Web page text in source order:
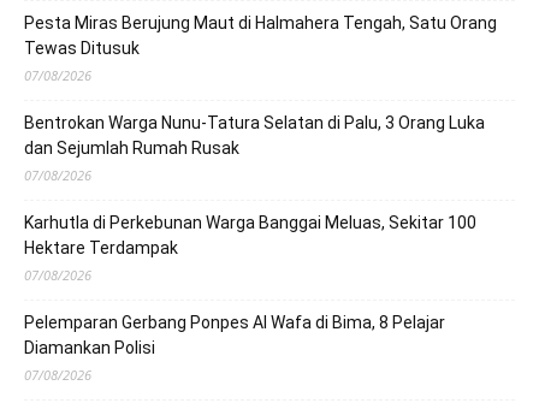
Pesta Miras Berujung Maut di Halmahera Tengah, Satu Orang
Tewas Ditusuk
07/08/2026
Bentrokan Warga Nunu-Tatura Selatan di Palu, 3 Orang Luka
dan Sejumlah Rumah Rusak
07/08/2026
Karhutla di Perkebunan Warga Banggai Meluas, Sekitar 100
Hektare Terdampak
07/08/2026
Pelemparan Gerbang Ponpes Al Wafa di Bima, 8 Pelajar
Diamankan Polisi
07/08/2026